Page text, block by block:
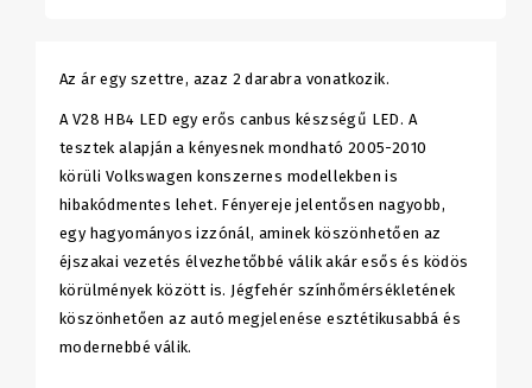
Az ár egy szettre, azaz 2 darabra vonatkozik.
A V28 HB4 LED egy erős canbus készségű LED. A
tesztek alapján a kényesnek mondható 2005-2010
körüli Volkswagen konszernes modellekben is
hibakódmentes lehet. Fényereje jelentősen nagyobb,
egy hagyományos izzónál, aminek köszönhetően az
éjszakai vezetés élvezhetőbbé válik akár esős és ködös
körülmények között is. Jégfehér színhőmérsékletének
köszönhetően az autó megjelenése esztétikusabbá és
modernebbé válik.